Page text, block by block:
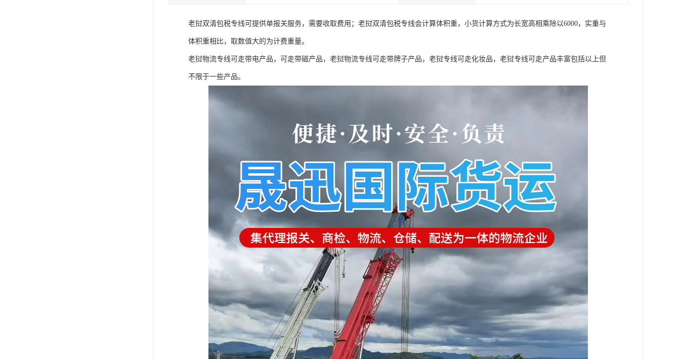
老挝双清包税专线可提供单报关服务，需要收取费用；老挝双清包税专线会计算体积重，小货计算方式为长宽高相乘除以6000，实重与
体积重相比，取数值大的为计费重量。
老挝物流专线可走带电产品，可走带磁产品，老挝物流专线可走带牌子产品，老挝专线可走化妆品，老挝专线可走产品丰富包括以上但
不限于一些产品。